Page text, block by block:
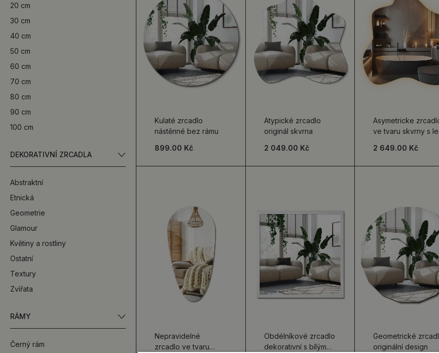
20 cm
30 cm
40 cm
50 cm
60 cm
70 cm
80 cm
90 cm
100 cm
DEKORATIVNÍ ZRCADLA
Abstraktní
Etnická
Geometrie
Glamour
Květiny a rostliny
Ostatní
Textury
Zvířata
RÁMY
Černý rám
Kulaté zrcadlo
nástěnné bez rámu
899.00 Kč
Atypické zrcadlo
originál skvrna
2 049.00 Kč
Asymetricke
ve tvaru skvrny s
2 649.00 Kč
Nepravidelné
zrcadlo ve tvaru
Obdélníkové zrcadlo
dekorativní s bílým
Geometrické
originální design